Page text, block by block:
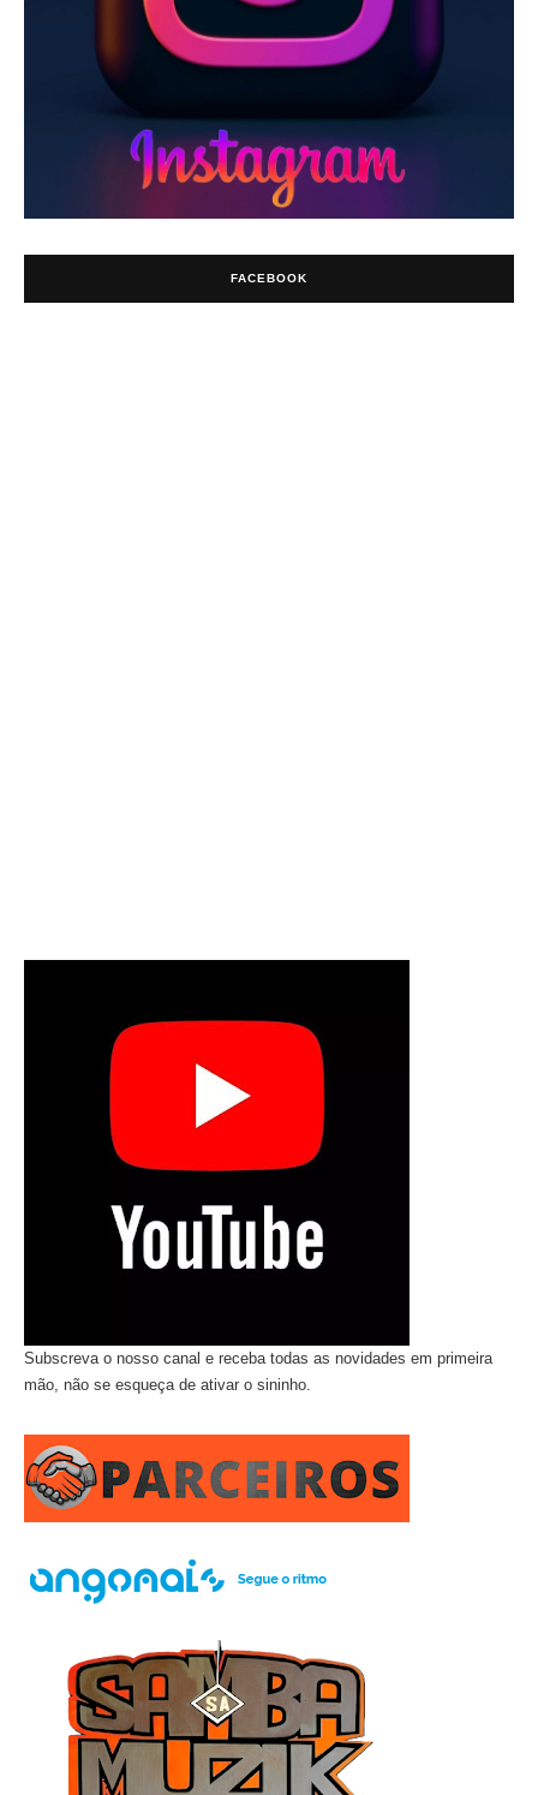
FACEBOOK
Subscreva o nosso canal e receba todas as novidades em primeira
mão, não se esqueça de ativar o sininho.